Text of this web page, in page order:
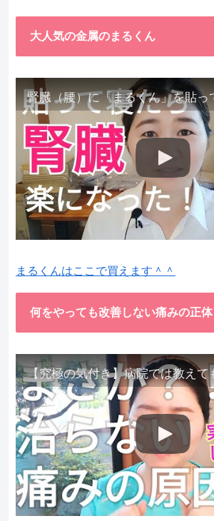
大人気の金属のまるくん
まるくんはここで買えます＾＾
何をやっても改善しない痛みの正体